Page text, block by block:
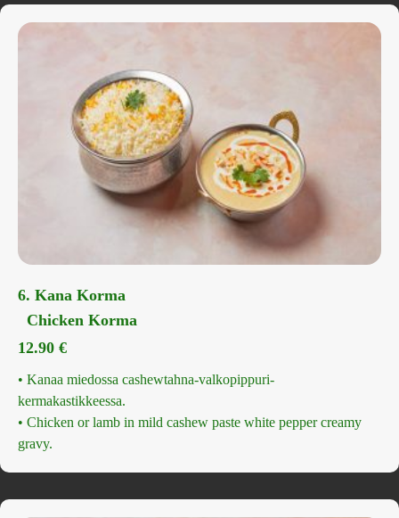
6. Kana Korma
Chicken Korma
12.90 €
• Kanaa miedossa cashewtahna-valkopippuri-
kermakastikkeessa.
• Chicken or lamb in mild cashew paste white pepper creamy
gravy.